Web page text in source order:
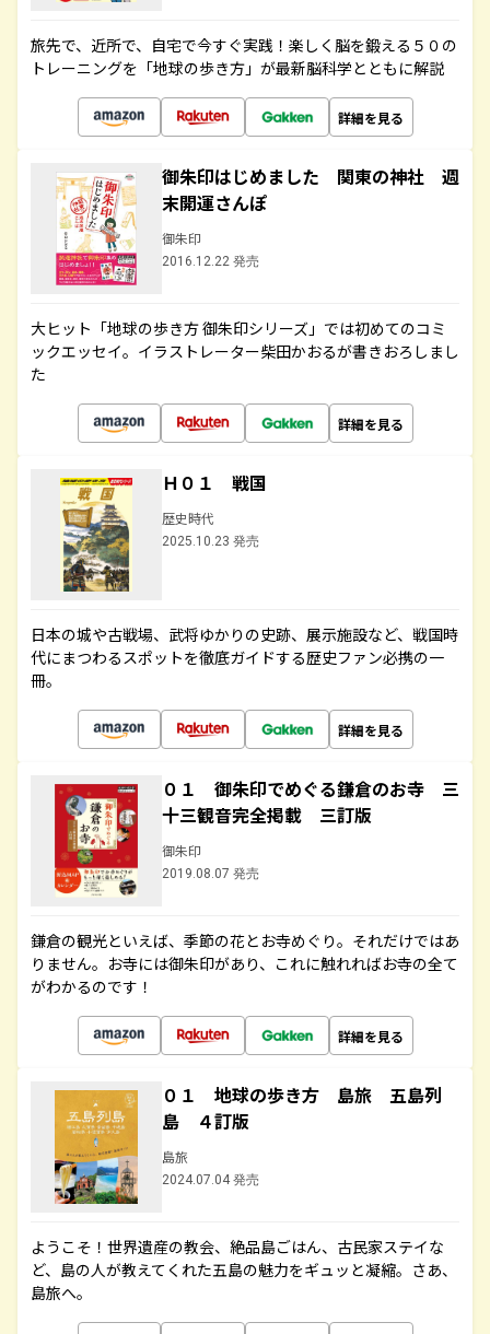
旅先で、近所で、自宅で今すぐ実践！楽しく脳を鍛える５０の
トレーニングを「地球の歩き方」が最新脳科学とともに解説
詳細を見る
御朱印はじめました 関東の神社 週
末開運さんぽ
御朱印
2016.12.22 発売
大ヒット「地球の歩き方 御朱印シリーズ」では初めてのコミ
ックエッセイ。イラストレーター柴田かおるが書きおろしまし
た
詳細を見る
Ｈ０１ 戦国
歴史時代
2025.10.23 発売
日本の城や古戦場、武将ゆかりの史跡、展示施設など、戦国時
代にまつわるスポットを徹底ガイドする歴史ファン必携の一
冊。
詳細を見る
０１ 御朱印でめぐる鎌倉のお寺 三
十三観音完全掲載 三訂版
御朱印
2019.08.07 発売
鎌倉の観光といえば、季節の花とお寺めぐり。それだけではあ
りません。お寺には御朱印があり、これに触れればお寺の全て
がわかるのです！
詳細を見る
０１ 地球の歩き方 島旅 五島列
島 ４訂版
島旅
2024.07.04 発売
ようこそ！世界遺産の教会、絶品島ごはん、古民家ステイな
ど、島の人が教えてくれた五島の魅力をギュッと凝縮。さあ、
島旅へ。